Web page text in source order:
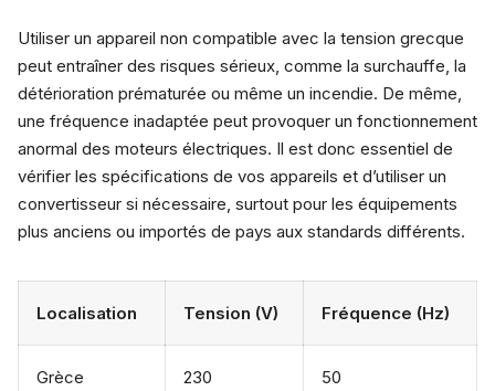
Utiliser un appareil non compatible avec la tension grecque
peut entraîner des risques sérieux, comme la surchauffe, la
détérioration prématurée ou même un incendie. De même,
une fréquence inadaptée peut provoquer un fonctionnement
anormal des moteurs électriques. Il est donc essentiel de
vérifier les spécifications de vos appareils et d’utiliser un
convertisseur si nécessaire, surtout pour les équipements
plus anciens ou importés de pays aux standards différents.
Localisation Tension (V) Fréquence (Hz)
Grèce 230 50